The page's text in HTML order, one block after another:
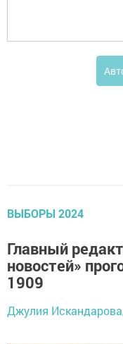
ВЫБОРЫ 2024
Главный
новостей»
1909
Джулия